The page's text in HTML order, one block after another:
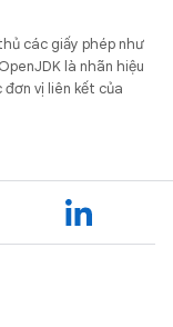
các giấy phép như
là nhãn hiệu
vị liên kết của